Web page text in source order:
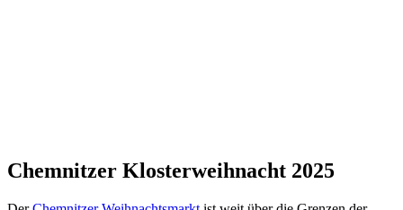
Chemnitzer Klosterweihnacht 2025